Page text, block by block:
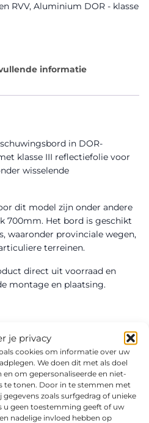
je privacy
cookies om informatie over uw
We doen dit met als doel
om gepersonaliseerde en niet-
te tonen. Door in te stemmen met
zoals surfgedrag of unieke
u geen toestemming geeft of uw
nadelige invloed hebben op
RVV, Aluminium DOR - klasse
informatie
in DOR-
klasse III reflectiefolie voor
wisselende
dit model zijn onder andere
700mm. Het bord is geschikt
waaronder provinciale wegen,
terreinen.
direct uit voorraad en
montage en plaatsing.